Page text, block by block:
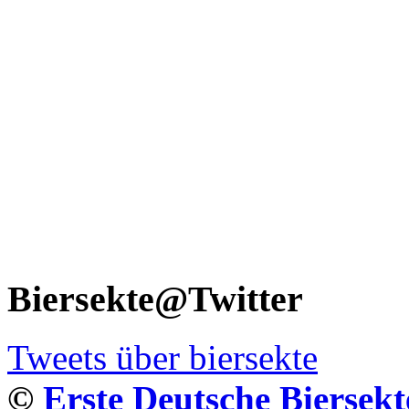
Biersekte@Twitter
Tweets über biersekte
© Erste Deutsche